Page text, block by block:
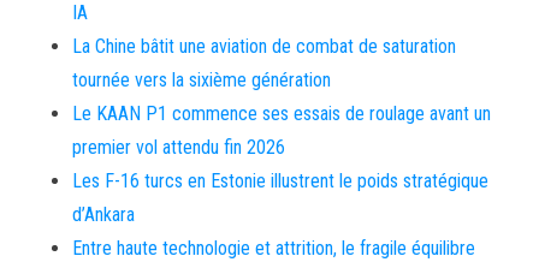
IA
La Chine bâtit une aviation de combat de saturation
tournée vers la sixième génération
Le KAAN P1 commence ses essais de roulage avant un
premier vol attendu fin 2026
Les F-16 turcs en Estonie illustrent le poids stratégique
d’Ankara
Entre haute technologie et attrition, le fragile équilibre